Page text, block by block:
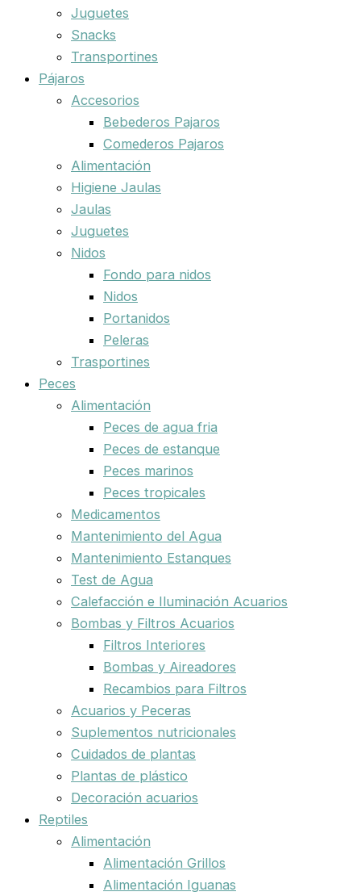
Juguetes
Snacks
Transportines
Pájaros
Accesorios
Bebederos Pajaros
Comederos Pajaros
Alimentación
Higiene Jaulas
Jaulas
Juguetes
Nidos
Fondo para nidos
Nidos
Portanidos
Peleras
Trasportines
Peces
Alimentación
Peces de agua fria
Peces de estanque
Peces marinos
Peces tropicales
Medicamentos
Mantenimiento del Agua
Mantenimiento Estanques
Test de Agua
Calefacción e Iluminación Acuarios
Bombas y Filtros Acuarios
Filtros Interiores
Bombas y Aireadores
Recambios para Filtros
Acuarios y Peceras
Suplementos nutricionales
Cuidados de plantas
Plantas de plástico
Decoración acuarios
Reptiles
Alimentación
Alimentación Grillos
Alimentación Iguanas